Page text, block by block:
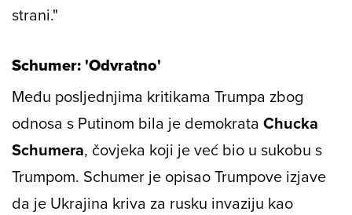
strani."
Schumer: 'Odvratno'
Među posljednjima kritikama Trumpa zbog
odnosa s Putinom bila je demokrata Chucka
Schumera, čovjeka koji je već bio u sukobu s
Trumpom. Schumer je opisao Trumpove izjave
da je Ukrajina kriva za rusku invaziju kao